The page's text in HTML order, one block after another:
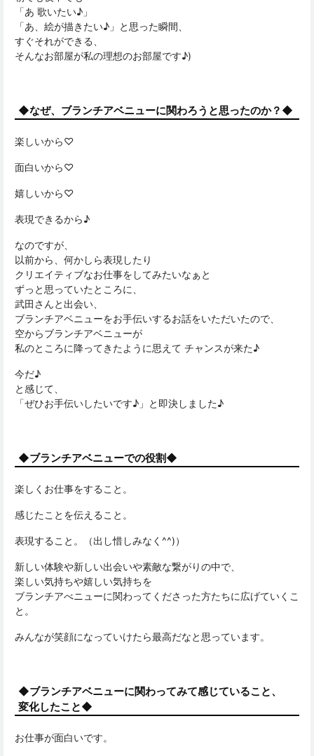
「あ 歌いたい♪」
「あ、絵が描きたい♪」と思った瞬間、
すぐそれができる、
そんなお部屋が私の理想のお部屋です♪)
◆なぜ、ブランチアベニューに関わろうと思ったのか？◆
楽しいから♡
面白いから♡
嬉しいから♡
表現できるから♪
なのですが、
以前から、何かしら表現したり
クリエイティブなお仕事をしてみたいなぁと
ずっと思っていたところに、
武田さんと出会い、
ブランチアベニューをお手伝いするお話をいただいたので、
空からブランチアベニューが
私のところに降ってきたように思えて チャンスが来た♪
今だ♪
と感じて、
「ぜひお手伝いしたいです♪」と即決しました♪
◆ブランチアベニューでの役割◆
楽しくお仕事をすること。
感じたことを伝えること。
表現すること。（出し惜しみなく^^)）
新しい体験や新しい出会いや素敵な繋がりの中で、
楽しい気持ちや嬉しい気持ちを
ブランチアべニューに関わってくださった方たちに広げていくこ
と。
みんなが笑顔になっていけたら最高だなと思っています。
◆ブランチアベニューに関わってみて感じていること、
変化したこと◆
お仕事が面白いです。